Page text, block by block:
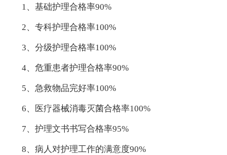
1、基础护理合格率90%
2、专科护理合格率100%
3、分级护理合格率100%
4、危重患者护理合格率90%
5、急救物品完好率100%
6、医疗器械消毒灭菌合格率100%
7、护理文书书写合格率95%
8、病人对护理工作的满意度90%